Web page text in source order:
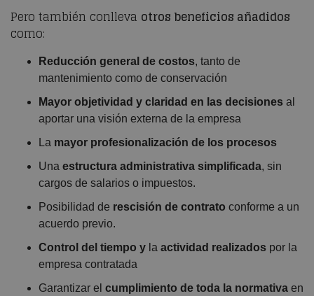
Pero también conlleva otros beneficios añadidos
como:
Reducción general de costos, tanto de
mantenimiento como de conservación
Mayor objetividad y claridad en las decisiones al
aportar una visión externa de la empresa
La mayor profesionalización de los procesos
Una estructura administrativa simplificada, sin
cargos de salarios o impuestos.
Posibilidad de rescisión de contrato conforme a un
acuerdo previo.
Control del tiempo y la actividad realizados por la
empresa contratada
Garantizar el cumplimiento de toda la normativa en